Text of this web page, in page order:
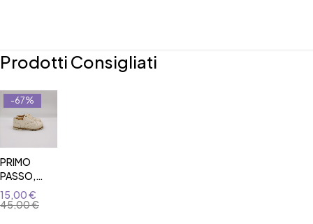
Prodotti Consigliati
-67%
PRIMO
PASSO,
MODELLO
DUILIO
45,00€
15,00€